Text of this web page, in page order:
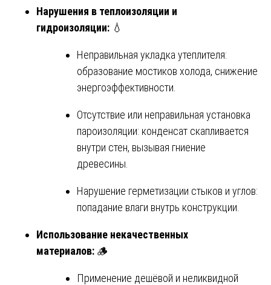
Нарушения в теплоизоляции и
гидроизоляции: 💧
Неправильная укладка утеплителя:
образование мостиков холода, снижение
энергоэффективности.
Отсутствие или неправильная установка
пароизоляции: конденсат скапливается
внутри стен, вызывая гниение
древесины.
Нарушение герметизации стыков и углов:
попадание влаги внутрь конструкции.
Использование некачественных
материалов: 🪵
Применение дешёвой и неликвидной